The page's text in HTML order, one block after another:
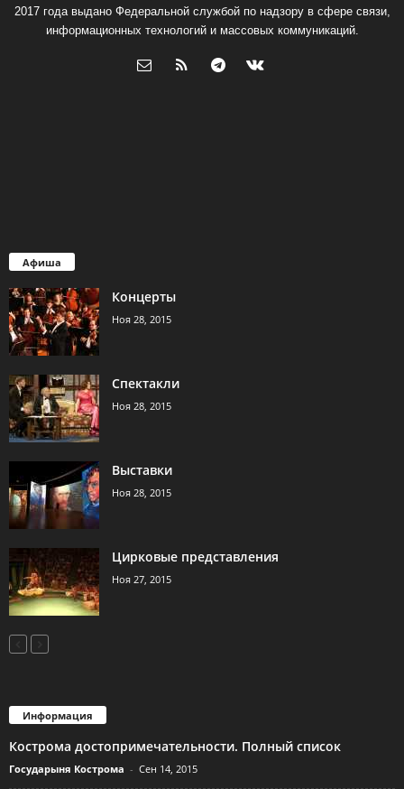
2017 года выдано Федеральной службой по надзору в сфере связи,
информационных технологий и массовых коммуникаций.
Афиша
Концерты
Ноя 28, 2015
Спектакли
Ноя 28, 2015
Выставки
Ноя 28, 2015
Цирковые представления
Ноя 27, 2015
Информация
Кострома достопримечательности. Полный список
Государыня Кострома - Сен 14, 2015